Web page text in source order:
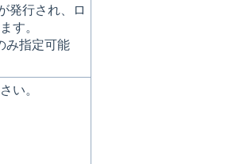
発行され、ロ
す。
み指定可能
い。